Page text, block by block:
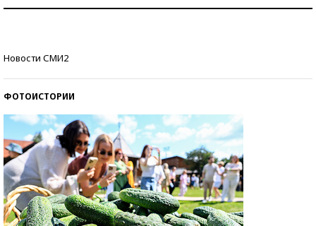
Новости СМИ2
ФОТОИСТОРИИ